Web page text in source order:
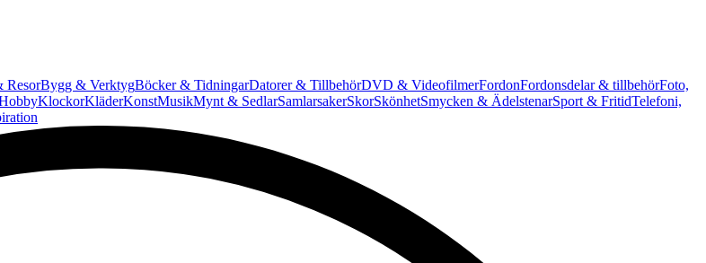
ResorBygg & VerktygBöcker & TidningarDatorer & TillbehörDVD & VideofilmerFordonFordonsdelar & tillbehörFoto,
KlockorKläderKonstMusikMynt & SedlarSamlarsakerSkorSkönhetSmycken & ÄdelstenarSport & FritidTelefoni,